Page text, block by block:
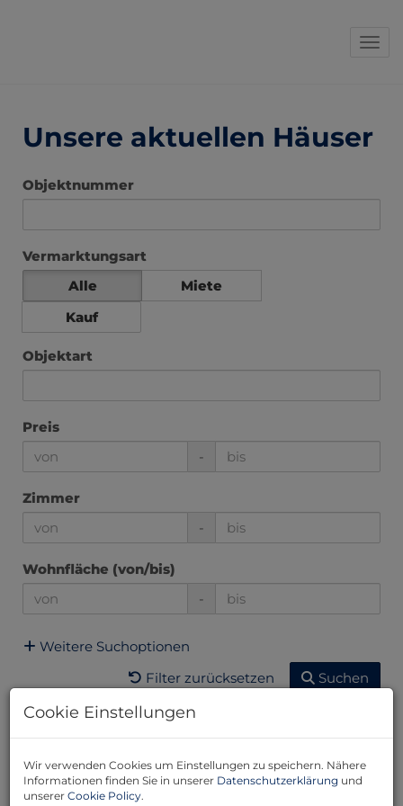
Unsere aktuellen Häuser
Objektnummer
Vermarktungsart
Alle
Miete
Kauf
Objektart
Preis
-
Zimmer
-
Wohnfläche (von/bis)
-
Weitere Suchoptionen
Filter zurücksetzen
Suchen
8 9 10 11 12
Cookie Einstellungen
Wir verwenden Cookies um Einstellungen zu speichern. Nähere
Informationen finden Sie in unserer Datenschutzerklärung und
unserer Cookie Policy.